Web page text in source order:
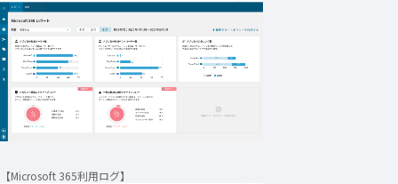
【Microsoft 365利用ログ】